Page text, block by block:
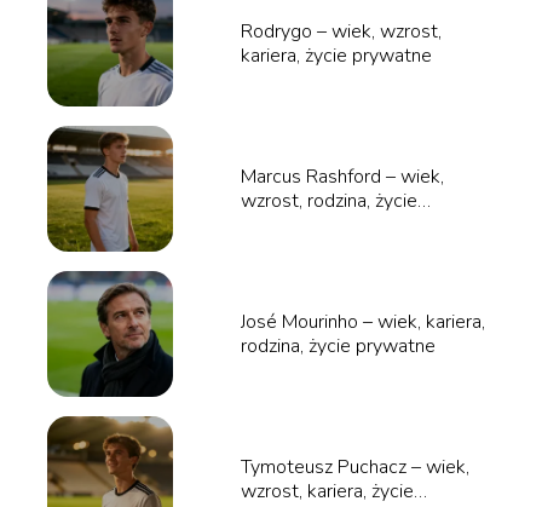
Rodrygo – wiek, wzrost,
kariera, życie prywatne
Marcus Rashford – wiek,
wzrost, rodzina, życie
José Mourinho – wiek, kariera,
rodzina, życie prywatne
Tymoteusz Puchacz – wiek,
wzrost, kariera, życie